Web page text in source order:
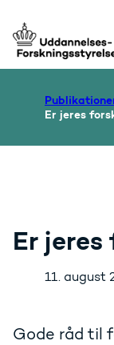
Gå til forsiden
Er jeres
Er
11. august
Gode råd til